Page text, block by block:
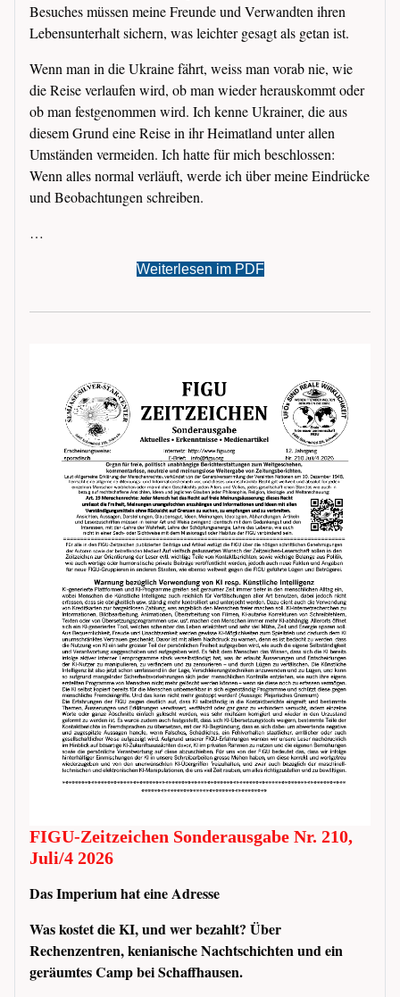
Besuches müssen meine Freunde und Verwandten ihren
Lebensunterhalt sichern, was leichter gesagt als getan ist.
Wenn man in die Ukraine fährt, weiss man vorab nie, wie
die Reise verlaufen wird, ob man wieder herauskommt oder
ob man festgenommen wird. Ich kenne Ukrainer, die aus
diesem Grund eine Reise in ihr Heimatland unter allen
Umständen vermeiden. Ich hatte für mich beschlossen:
Wenn alles normal verläuft, werde ich über meine Eindrücke
und Beobachtungen schreiben.
…
Weiterlesen im PDF
FIGU-Zeitzeichen Sonderausgabe Nr. 210,
Juli/4 2026
Das Imperium hat eine Adresse
Was kostet die KI, und wer bezahlt? Über
Rechenzentren, kenianische Nachtschichten und ein
geräumtes Camp bei Schaffhausen.